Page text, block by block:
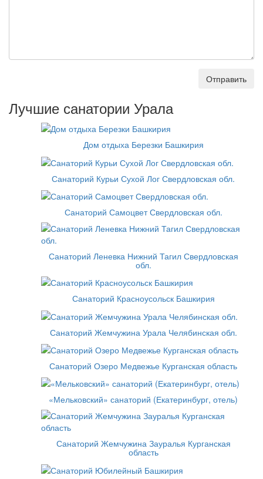
Отправить
Лучшие санатории Урала
Дом отдыха Березки Башкирия
Санаторий Курьи Сухой Лог Свердловская обл.
Санаторий Самоцвет Свердловская обл.
Санаторий Леневка Нижний Тагил Свердловская
обл.
Санаторий Красноусольск Башкирия
Санаторий Жемчужина Урала Челябинская обл.
Санаторий Озеро Медвежье Курганская область
«Мельковский» санаторий (Екатеринбург, отель)
Санаторий Жемчужина Зауралья Курганская
область